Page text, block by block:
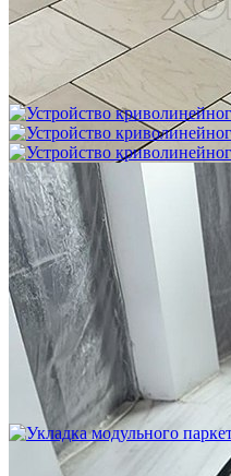
Межслойная шлифовка
1 200 ₽
Устройство криволинейного
2 500 ₽